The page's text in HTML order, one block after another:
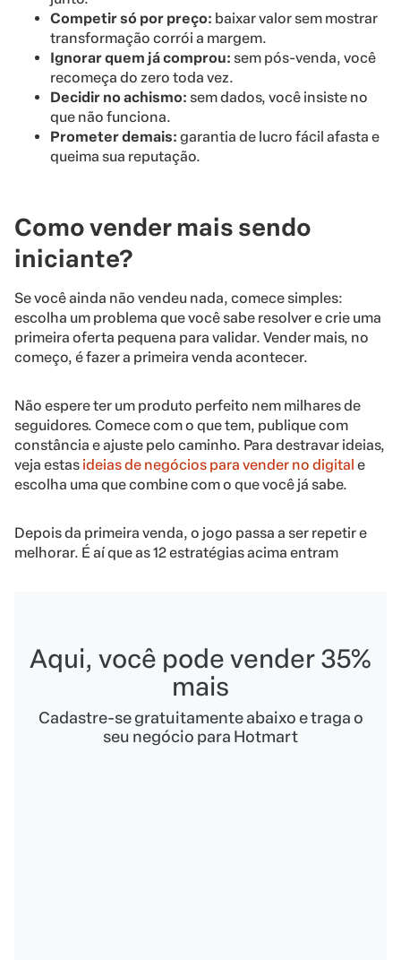
Competir só por preço: baixar valor sem mostrar
transformação corrói a margem.
Ignorar quem já comprou: sem pós-venda, você
recomeça do zero toda vez.
Decidir no achismo: sem dados, você insiste no
que não funciona.
Prometer demais: garantia de lucro fácil afasta e
queima sua reputação.
Como vender mais sendo
iniciante?
Se você ainda não vendeu nada, comece simples:
escolha um problema que você sabe resolver e crie uma
primeira oferta pequena para validar. Vender mais, no
começo, é fazer a primeira venda acontecer.
Não espere ter um produto perfeito nem milhares de
seguidores. Comece com o que tem, publique com
constância e ajuste pelo caminho. Para destravar ideias,
veja estas ideias de negócios para vender no digital e
escolha uma que combine com o que você já sabe.
Depois da primeira venda, o jogo passa a ser repetir e
melhorar. É aí que as 12 estratégias acima entram
Aqui, você pode vender 35%
mais
Cadastre-se gratuitamente abaixo e traga o
seu negócio para Hotmart